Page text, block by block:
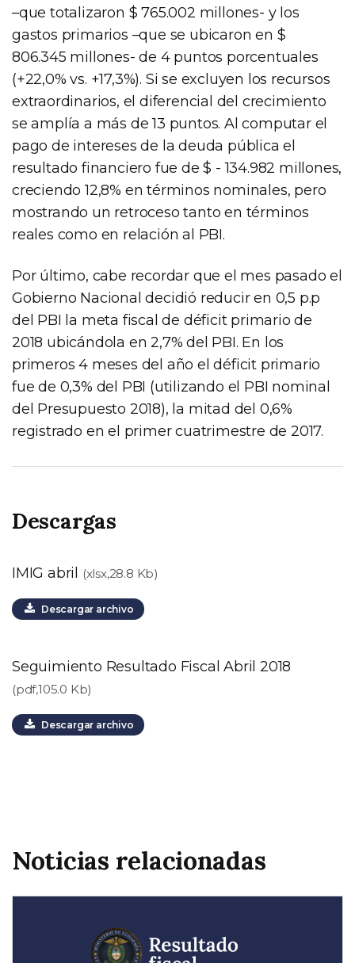
–que totalizaron $ 765.002 millones- y los
gastos primarios –que se ubicaron en $
806.345 millones- de 4 puntos porcentuales
(+22,0% vs. +17,3%). Si se excluyen los recursos
extraordinarios, el diferencial del crecimiento
se amplía a más de 13 puntos. Al computar el
pago de intereses de la deuda pública el
resultado financiero fue de $ - 134.982 millones,
creciendo 12,8% en términos nominales, pero
mostrando un retroceso tanto en términos
reales como en relación al PBI.
Por último, cabe recordar que el mes pasado el
Gobierno Nacional decidió reducir en 0,5 p.p
del PBI la meta fiscal de déficit primario de
2018 ubicándola en 2,7% del PBI. En los
primeros 4 meses del año el déficit primario
fue de 0,3% del PBI (utilizando el PBI nominal
del Presupuesto 2018), la mitad del 0,6%
registrado en el primer cuatrimestre de 2017.
Descargas
IMIG abril (xlsx,28.8 Kb)
Descargar archivo
Seguimiento Resultado Fiscal Abril 2018
(pdf,105.0 Kb)
Descargar archivo
Noticias relacionadas